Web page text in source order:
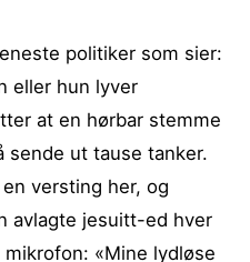
politiker som sier:
eller hun lyver
at en hørbar stemme
sende ut tause tanker.
versting her, og
avlagte jesuitt-ed hver
«Mine lydløse